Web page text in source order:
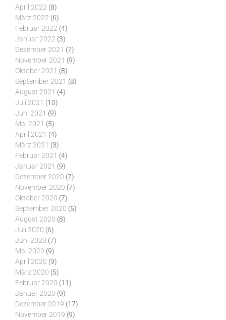
April 2022 (8)
März 2022 (6)
Februar 2022 (4)
Januar 2022 (3)
Dezember 2021 (7)
November 2021 (9)
Oktober 2021 (8)
September 2021 (8)
August 2021 (4)
Juli 2021 (10)
Juni 2021 (9)
Mai 2021 (5)
April 2021 (4)
März 2021 (3)
Februar 2021 (4)
Januar 2021 (9)
Dezember 2020 (7)
November 2020 (7)
Oktober 2020 (7)
September 2020 (5)
August 2020 (8)
Juli 2020 (6)
Juni 2020 (7)
Mai 2020 (9)
April 2020 (9)
März 2020 (5)
Februar 2020 (11)
Januar 2020 (9)
Dezember 2019 (17)
November 2019 (9)